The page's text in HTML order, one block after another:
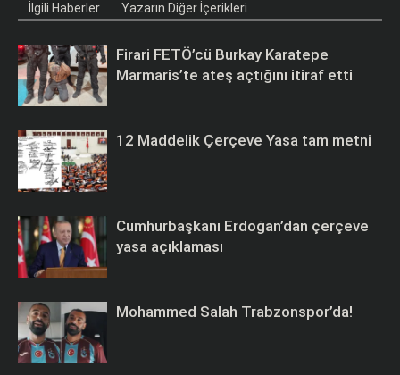
İlgili Haberler Yazarın Diğer İçerikleri
Firari FETÖ’cü Burkay Karatepe
Marmaris’te ateş açtığını itiraf etti
12 Maddelik Çerçeve Yasa tam metni
Cumhurbaşkanı Erdoğan’dan çerçeve
yasa açıklaması
Mohammed Salah Trabzonspor’da!